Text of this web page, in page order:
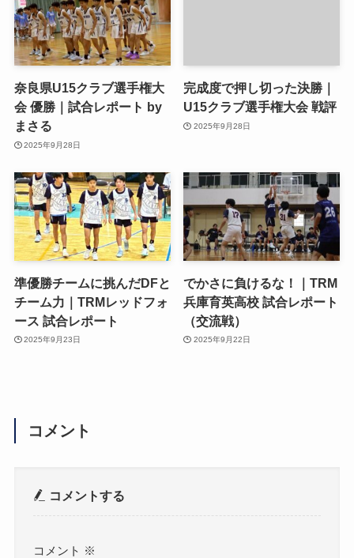
奈良県U15クラブ選手権大
会 優勝｜試合レポート by
まさる
2025年9月28日
完成度で押し切った決勝｜
U15クラブ選手権大会 戦評
2025年9月28日
準優勝チームに挑んだDFと
チーム力｜TRMレッドフォ
ース 試合レポート
2025年9月23日
でかさに負けるな！｜TRM
兵庫育英高校 試合レポート
（交流戦）
2025年9月22日
コメント
コメントする
コメント ※